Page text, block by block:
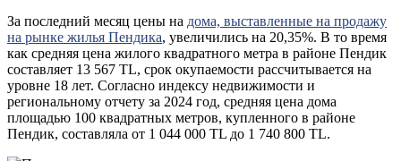
За последний месяц цены на дома, выставленные на продажу
на рынке жилья Пендика, увеличились на 20,35%. В то время
как средняя цена жилого квадратного метра в районе Пендик
составляет 13 567 TL, срок окупаемости рассчитывается на
уровне 18 лет. Согласно индексу недвижимости и
региональному отчету за 2024 год, средняя цена дома
площадью 100 квадратных метров, купленного в районе
Пендик, составляла от 1 044 000 TL до 1 740 800 TL.